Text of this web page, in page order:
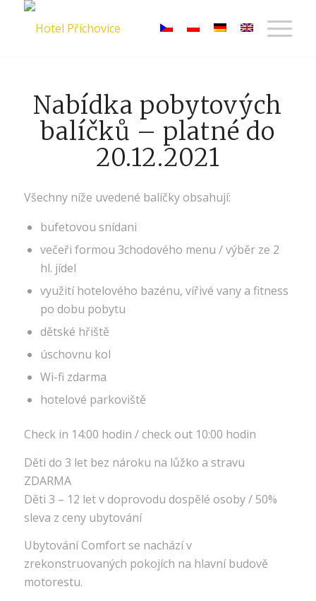
Nabídka pobytových
balíčků – platné do
20.12.2021
Všechny níže uvedené balíčky obsahují:
bufetovou snídani
večeři formou 3chodového menu / výběr ze 2
hl. jídel
využití hotelového bazénu, vířivé vany a fitness
po dobu pobytu
dětské hřiště
úschovnu kol
Wi-fi zdarma
hotelové parkoviště
Check in 14:00 hodin / check out 10:00 hodin
Děti do 3 let bez nároku na lůžko a stravu
ZDARMA
Děti 3 – 12 let v doprovodu dospělé osoby / 50%
sleva z ceny ubytování
Ubytování Comfort se nachází v
zrekonstruovaných pokojích na hlavní budově
motorestu.